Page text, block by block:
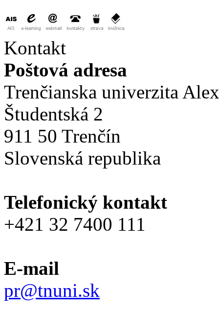
Kontakt
Poštová adresa
Trenčianska univerzita
Študentská 2
911 50 Trenčín
Slovenská republika
Telefonický kontakt
+421 32 7400 111
E-mail
pr@tnuni.sk